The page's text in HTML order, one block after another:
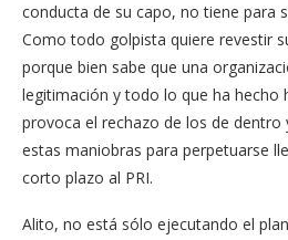
conducta de su capo, no tiene para
Como todo golpista quiere revestir
porque bien sabe que una
legitimación y todo lo que ha hecho
provoca el rechazo de los de
estas maniobras para perpetuarse
corto plazo al PRI.
Alito, no está sólo ejecutando el